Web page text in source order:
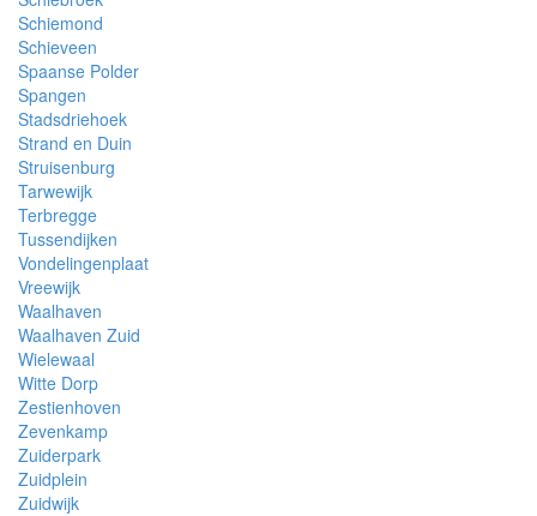
Schiemond
Schieveen
Spaanse Polder
Spangen
Stadsdriehoek
Strand en Duin
Struisenburg
Tarwewijk
Terbregge
Tussendijken
Vondelingenplaat
Vreewijk
Waalhaven
Waalhaven Zuid
Wielewaal
Witte Dorp
Zestienhoven
Zevenkamp
Zuiderpark
Zuidplein
Zuidwijk